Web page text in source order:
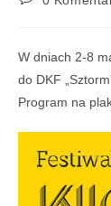
W dniach 2-8
do DKF
Program na